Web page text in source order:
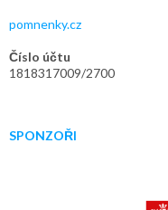
pomnenky.cz
Číslo účtu
1818317009/2700
SPONZOŘI